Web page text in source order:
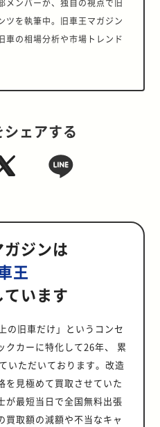
メンバーが、独自の視点で旧
ツを執筆中。旧車王マガジン
車の相場分析や市場トレンド
ェアする
ジンは
王
います
の旧車だけ」というコンセ
クカーに特化して26年、 累
いただいております。改造
を見極めて買取させていた
が最短当日で全国無料出張
買取額の減額や不当なキャ